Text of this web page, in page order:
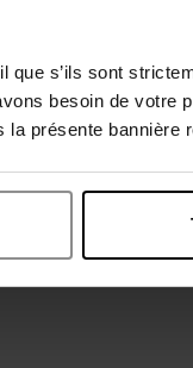
que s’ils sont
besoin de votre
présente bannière